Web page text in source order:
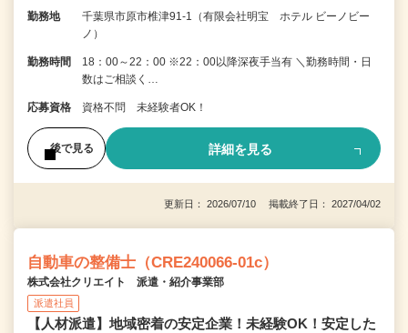
勤務地
千葉県市原市椎津91-1（有限会社明宝 ホテル ビーノビー
ノ）
勤務時間
18：00～22：00 ※22：00以降深夜手当有 ＼勤務時間・日
数はご相談く…
応募資格 資格不問 未経験者OK！
後で見る 詳細を見る
更新日： 2026/07/10 掲載終了日： 2027/04/02
自動車の整備士（CRE240066-01c）
株式会社クリエイト 派遣・紹介事業部
派遣社員
【人材派遣】地域密着の安定企業！未経験OK！安定した